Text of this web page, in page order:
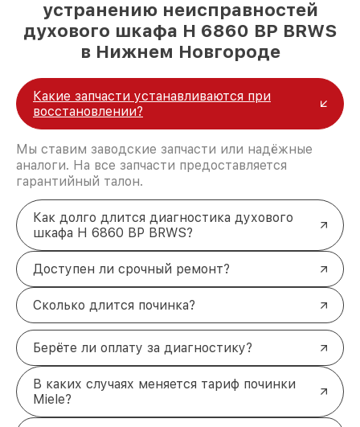
устранению неисправностей
духового шкафа H 6860 BP BRWS
в Нижнем Новгороде
Какие запчасти устанавливаются при
восстановлении?
Мы ставим заводские запчасти или надёжные
аналоги. На все запчасти предоставляется
гарантийный талон.
Как долго длится диагностика духового
шкафа H 6860 BP BRWS?
Доступен ли срочный ремонт?
Сколько длится починка?
Берёте ли оплату за диагностику?
В каких случаях меняется тариф починки
Miele?